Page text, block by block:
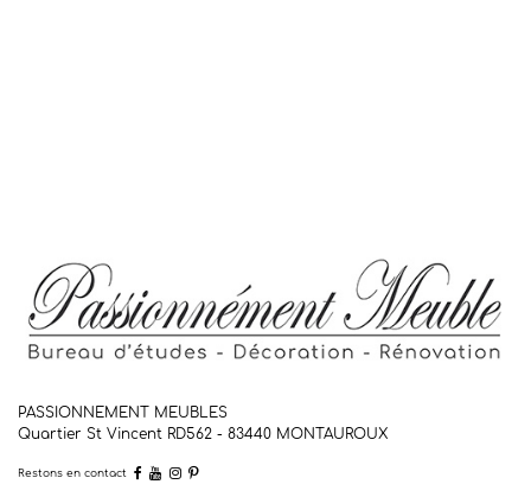
PASSIONNEMENT MEUBLES
Quartier St Vincent RD562 - 83440 MONTAUROUX
Restons en contact